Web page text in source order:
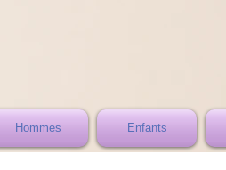
Hommes Enfants